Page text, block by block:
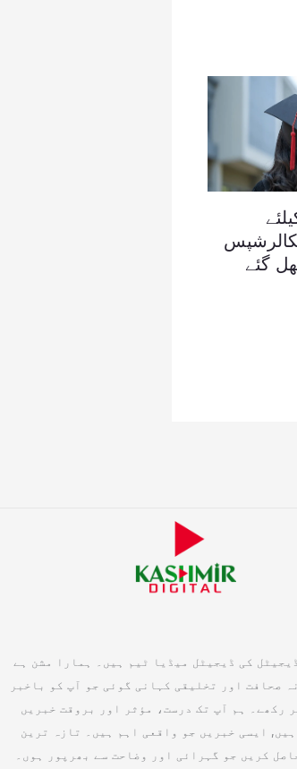
گئے
کی ڈیجیٹل میڈیا ٹیم ہیں۔ ہمارا مشن ہے
صحافت اور تخلیقی کہانی گوئی جو آپ کو باخبر
رکھے۔ ہم آپ تک درست، مؤثر اور بروقت خبریں
ہیں, ایسی خبریں جو واقعی اہم ہیں۔ تازہ ترین
کریں جو گہرائی اور وضاحت سے بھرپور ہوں۔